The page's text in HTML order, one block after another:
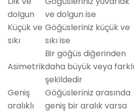
dolgun
ve dolgun ise
Küçük ve
sıkı
Göğüsleriniz küçük ve
sıkı ise
Asimetrik
Bir göğüs diğerinden
daha büyük veya farklı
şekildedir
Geniş
aralıklı
Göğüsleriniz arasında
geniş bir aralık varsa